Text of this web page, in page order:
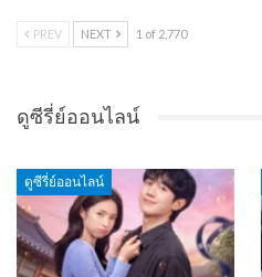
PREV NEXT 1 of 2,770
ดูซีรี่ย์ออนไลน์
ดูซีรี่ย์ออนไลน์